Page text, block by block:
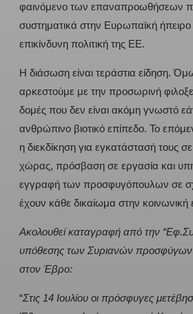
φαινόμενο των επαναπροωθήσεων
συστηματικά στην Ευρωπαϊκή ήπειρο
επικίνδυνη πολιτική της ΕΕ.
Η διάσωση είναι τεράστια είδηση.
αρκεστούμε με την προσωρινή
δομές που δεν είναι ακόμη γνωστό
ανθρώπινο βιοτικό επίπεδο. Το
η διεκδίκηση για εγκατάστασή τους σε
χώρας, πρόσβαση σε εργασία και
εγγραφή των προσφυγόπουλων σε
έχουν κάθε δικαίωμα στην
Ακολουθεί καταγραφή από την
υπόθεσης των Συριανών προσφύγων
στον Έβρο:
“Στις 14 Ιουλίου οι πρόσφυγες